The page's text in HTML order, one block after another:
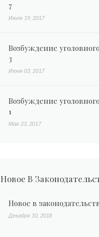
7
Июля 19, 2017
Возбуждение
3
Июня 03, 2017
Возбуждение
1
Мая 23, 2017
Новое В
Новое в
Декабря 10, 2018